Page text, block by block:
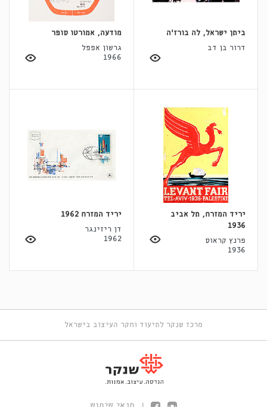
ביתן ישראל, לה בורז'ה
דרור בן דב
מודעה, אמורטו סופר
גרשון אפפל
1966
יריד המזרח, תל אביב
1936
פרנץ קראוס
1936
יריד המזרח 1962
דן ריזינגר
1962
מרכז שנקר לתיעוד וחקר העיצוב בישראל